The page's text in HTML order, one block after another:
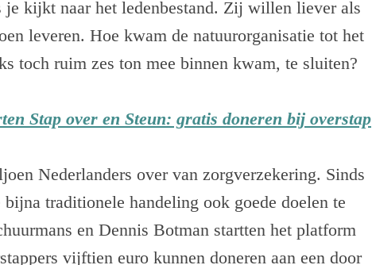
je kijkt naar het ledenbestand. Zij willen liever als
leveren. Hoe kwam de natuurorganisatie tot het
toch ruim zes ton mee binnen kwam, te sluiten?
Stap over en Steun: gratis doneren bij overstap
Nederlanders over van zorgverzekering. Sinds
traditionele handeling ook goede doelen te
en Dennis Botman startten het platform
vijftien euro kunnen doneren aan een door